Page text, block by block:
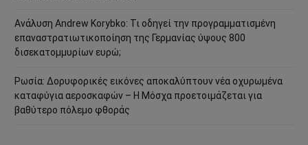
Ανάλυση Andrew Korybko: Τι οδηγεί την προγραμματισμένη
επαναστρατιωτικοποίηση της Γερμανίας ύψους 800
δισεκατομμυρίων ευρώ;
Ρωσία: Δορυφορικές εικόνες αποκαλύπτουν νέα οχυρωμένα
καταφύγια αεροσκαφών – Η Μόσχα προετοιμάζεται για
βαθύτερο πόλεμο φθοράς